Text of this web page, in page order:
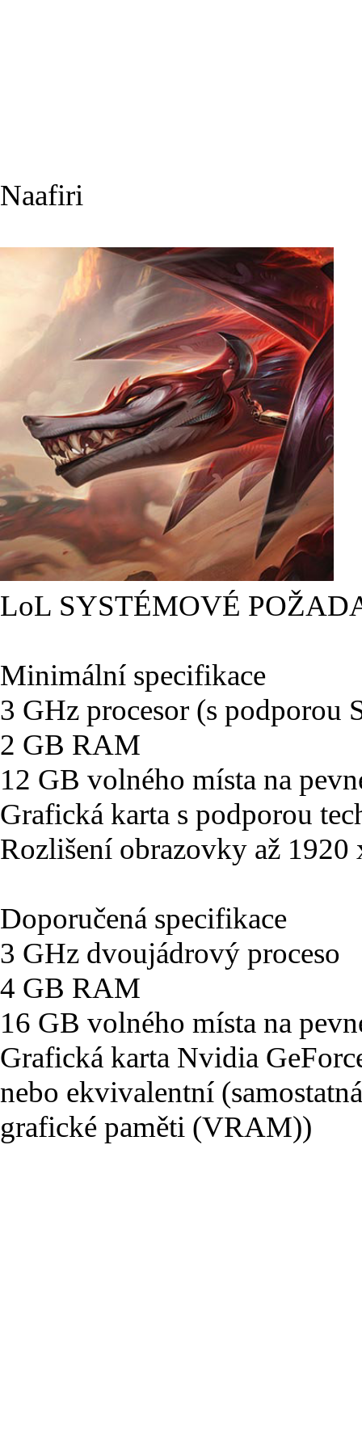
Naafiri
LoL SYSTÉMOVÉ
Minimální specifikace
3 GHz procesor (s podporou
2 GB RAM
12 GB volného místa na
Grafická karta s podporou
Rozlišení obrazovky až 1920
Doporučená specifikace
3 GHz dvoujádrový proceso
4 GB RAM
16 GB volného místa na
Grafická karta Nvidia
nebo ekvivalentní
grafické paměti (VRAM))